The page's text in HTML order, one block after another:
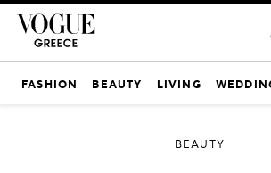
FASHION BEAUTY LIVING
BEAUTY